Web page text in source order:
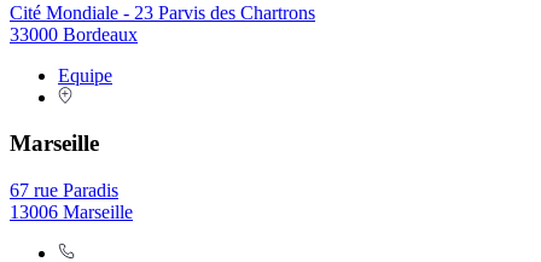
Cité Mondiale - 23 Parvis des Chartrons
33000 Bordeaux
Equipe
Marseille
67 rue Paradis
13006 Marseille